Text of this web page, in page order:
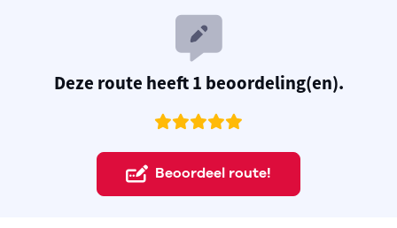
Deze route heeft 1 beoordeling(en).
Beoordeel route!